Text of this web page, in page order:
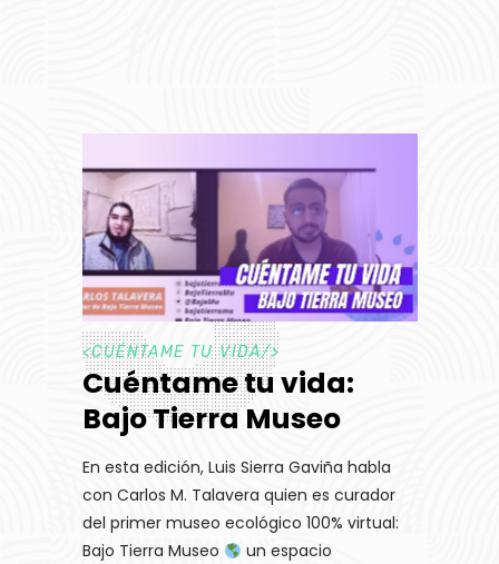
<CUÉNTAME TU VIDA/>
Cuéntame tu vida:
Bajo Tierra Museo
En esta edición, Luis Sierra Gaviña habla
con Carlos M. Talavera quien es curador
del primer museo ecológico 100% virtual:
Bajo Tierra Museo
un espacio